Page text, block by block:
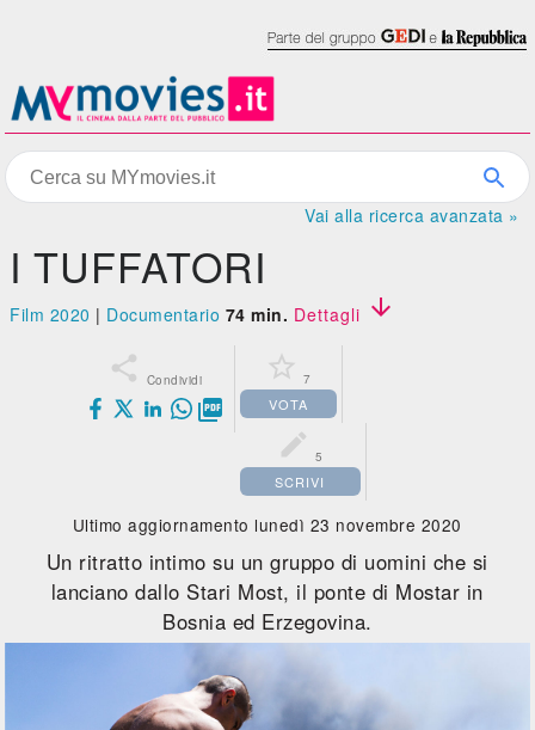
Vai alla ricerca avanzata »
I TUFFATORI
Film 2020 | Documentario 74 min. Dettagli 
 Condividi

 7
VOTA
 5
SCRIVI
Ultimo aggiornamento lunedì 23 novembre 2020
Un ritratto intimo su un gruppo di uomini che si
lanciano dallo Stari Most, il ponte di Mostar in
Bosnia ed Erzegovina.